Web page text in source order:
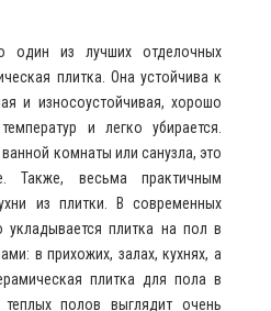
один из лучших отделочных
плитка. Она устойчива к
и износоустойчивая, хорошо
и легко убирается.
комнаты или санузла, это
Также, весьма практичным
из плитки. В современных
укладывается плитка на пол в
в прихожих, залах, кухнях, а
плитка для пола в
полов выглядит очень